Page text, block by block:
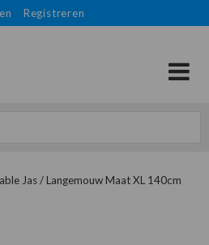
Registreren
Jas / Langemouw Maat XL 140cm